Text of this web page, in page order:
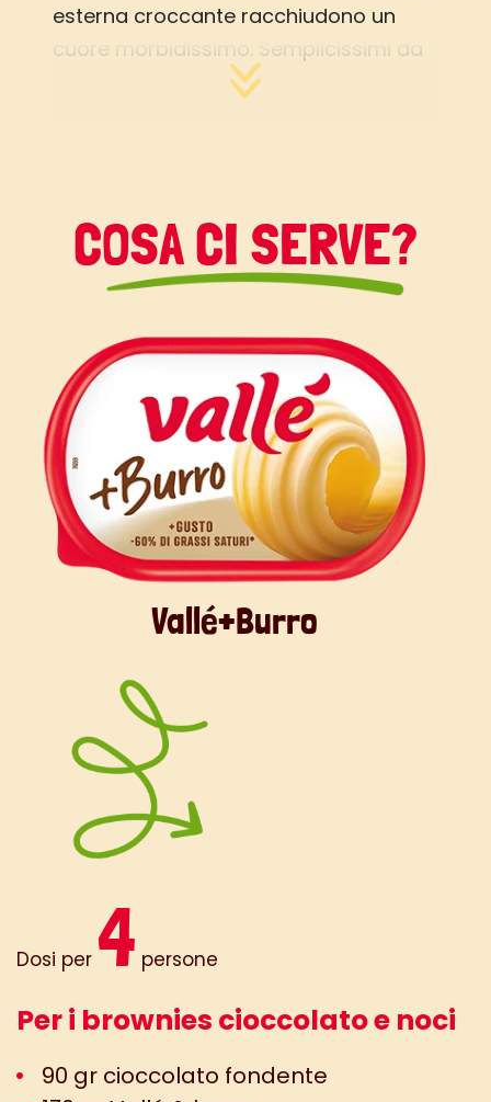
esterna croccante racchiudono un
cuore morbidissimo. Semplicissimi da
preparare e super golosi! Attenzione
COSA CI SERVE?
Dosi per 4 persone
Per i brownies cioccolato e noci
90 gr cioccolato fondente
Vallé+Burro